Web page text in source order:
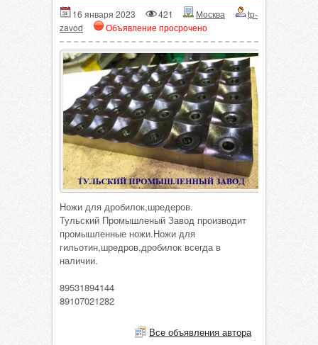
16 января 2023 421 Москва
tp-
zavod
Объявление просрочено
Ножи для дробилок,шредеров.
Тульский Промышленый Завод производит
промышленные ножи.Ножи для
гильотин,шредров,дробилок всегда в
наличии.
89531894144
89107021282
Все объявления автора